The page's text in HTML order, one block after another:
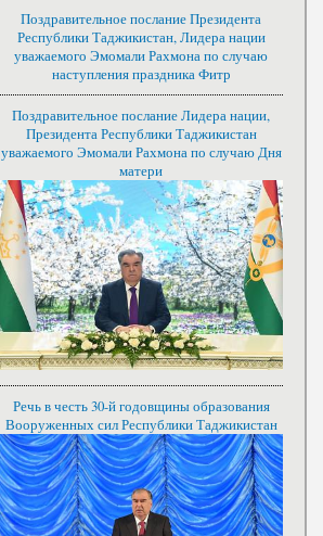
Поздравительное послание Президента
Республики Таджикистан, Лидера нации
уважаемого Эмомали Рахмона по случаю
наступления праздника Фитр
Поздравительное послание Лидера нации,
Президента Республики Таджикистан
уважаемого Эмомали Рахмона по случаю Дня
матери
Речь в честь 30-й годовщины образования
Вооруженных сил Республики Таджикистан